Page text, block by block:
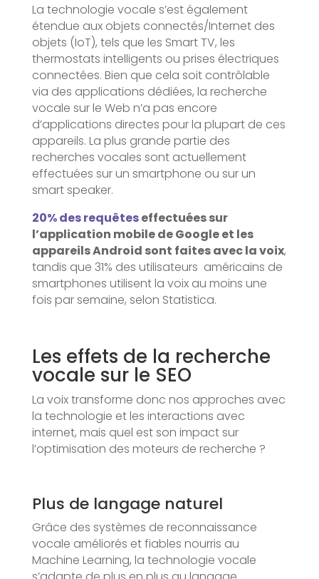
La technologie vocale s’est également
étendue aux objets connectés/Internet des
objets (IoT), tels que les Smart TV, les
thermostats intelligents ou prises électriques
connectées. Bien que cela soit contrôlable
via des applications dédiées, la recherche
vocale sur le Web n’a pas encore
d’applications directes pour la plupart de ces
appareils. La plus grande partie des
recherches vocales sont actuellement
effectuées sur un smartphone ou sur un
smart speaker.
20% des requêteseffectuées sur
l’application mobile de Google et les
appareils Android sont faites avec la voix,
tandis que 31% des utilisateurs américains de
smartphones utilisent la voix au moins une
fois par semaine, selon Statistica.
Les effets de la recherche
vocale sur le SEO
La voix transforme donc nos approches avec
la technologie et les interactions avec
internet, mais quel est son impact sur
l’optimisation des moteurs de recherche ?
Plus de langage naturel
Grâce des systèmes de reconnaissance
vocale améliorés et fiables nourris au
Machine Learning, la technologie vocale